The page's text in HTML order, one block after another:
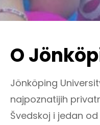
O
Jönköping
najpoznatijih
Švedskoj i jedan